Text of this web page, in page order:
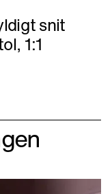
snit
1:1